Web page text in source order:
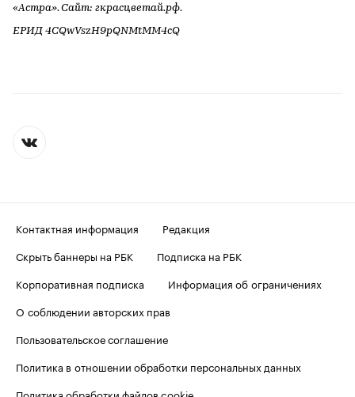
«Астра». Сайт: гкрасцветай.рф.
ЕРИД 4CQwVszH9pQNMtMM4cQ
Контактная информация
Редакция
Скрыть баннеры на РБК
Подписка на РБК
Корпоративная подписка
Информация об ограничениях
О соблюдении авторских прав
Пользовательское соглашение
Политика в отношении обработки персональных данных